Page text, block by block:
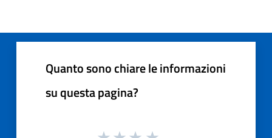
Quanto sono chiare le informazioni
su questa pagina?